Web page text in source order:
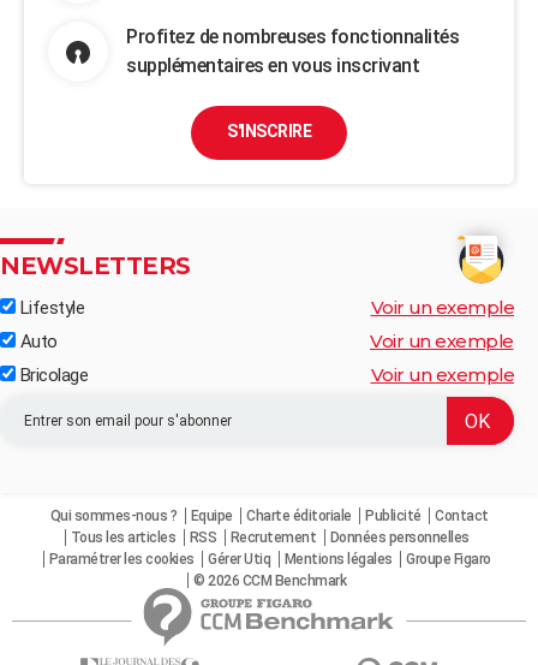
Profitez de nombreuses fonctionnalités
supplémentaires en vous inscrivant
S'INSCRIRE
NEWSLETTERS
Lifestyle Voir un exemple
Auto Voir un exemple
Bricolage Voir un exemple
Qui sommes-nous ? Equipe Charte éditoriale Publicité
Contact
Tous les articles
RSS Recrutement
Données personnelles
Paramétrer les cookies
Gérer Utiq Mentions légales
Groupe Figaro
© 2026 CCM Benchmark